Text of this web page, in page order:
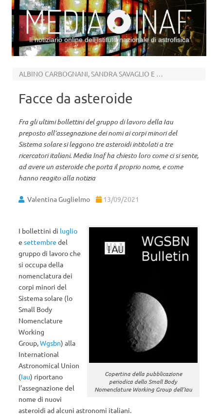
Il notiziario online dell’Istituto nazionale di astrofisica
ALBINO CARBOGNANI, SANDRA SAVAGLIO E DANIELE GARDIOL
Facce da asteroide
Fra gli ultimi bollettini del gruppo di lavoro della Iau
preposto all’assegnazione dei nomi ai corpi minori del
Sistema solare si leggono tre asteroidi intitolati a tre
ricercatori italiani. Media Inaf ha chiesto loro come ci si sente,
ad avere un asteroide che porta il proprio nome, e come
hanno reagito alla notizia
Valentina Guglielmo 13/09/2021
Copertina della pubblicazione
periodica dello Small Body
Nomenclature Working Group dell’Iau
I bollettini di luglio
e settembre del
gruppo di lavoro che
si occupa della
nomenclatura dei
corpi minori del
Sistema solare (lo
Small Body
Nomenclature
Working
Group,Wgsbn) alla
International
Astronomical Union
(Iau) riportano
l’assegnazione del
nome di nuovi
asteroidi ad alcuni astronomi italiani.